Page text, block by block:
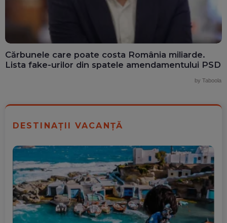
Cărbunele care poate costa România miliarde.
Lista fake-urilor din spatele amendamentului PSD
by Taboola
DESTINAȚII VACANȚĂ